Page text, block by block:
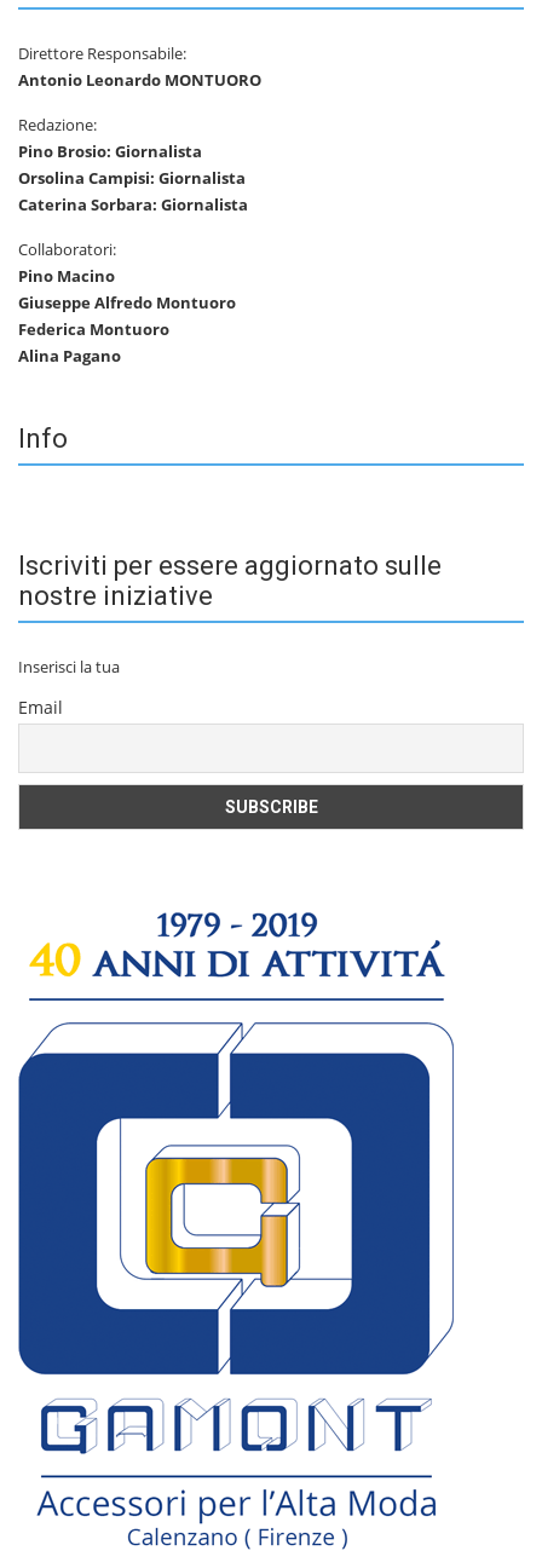
Direttore Responsabile:
Antonio Leonardo MONTUORO
Redazione:
Pino Brosio: Giornalista
Orsolina Campisi: Giornalista
Caterina Sorbara: Giornalista
Collaboratori:
Pino Macino
Giuseppe Alfredo Montuoro
Federica Montuoro
Alina Pagano
Info
Iscriviti per essere aggiornato sulle
nostre iniziative
Inserisci la tua
Email